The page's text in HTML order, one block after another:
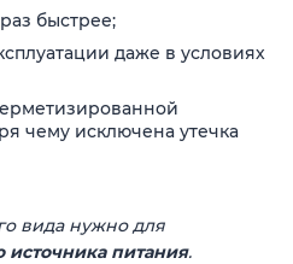
быстрее;
даже в условиях
чему исключена утечка
вида нужно для
источника питания.